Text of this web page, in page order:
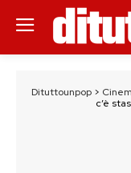
Dituttounpop >
c’è